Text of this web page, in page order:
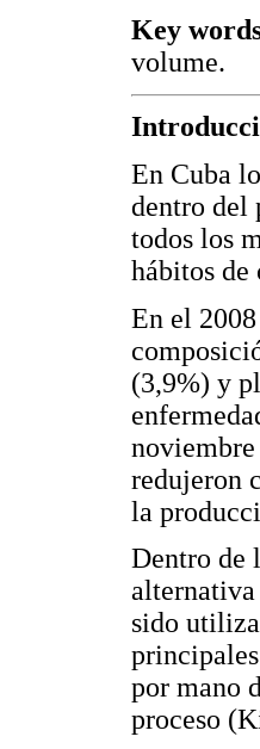
Key
volume.
En Cuba
dentro del
todos los
hábitos de
En el
(3,9%) y
redujeron
la
Dentro de
alternativa
sido
por mano
proceso